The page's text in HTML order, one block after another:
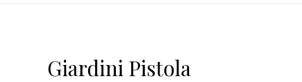
Giardini Pistola